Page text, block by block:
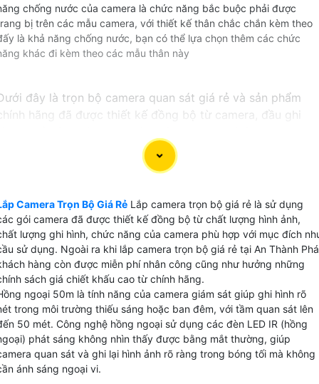
chống nước của camera là chức năng bắc buộc phải được
bị trên các mẫu camera, với thiết kế thân chắc chắn kèm theo
là khả năng chống nước, bạn có thể lựa chọn thêm các chức
khác đi kèm theo các mẫu thân này
đây là trọn bộ camera quan sát giá rẻ và sản phẩm
hãng đã được thiết kế đồng bộ từ camera, đầu ghi
Lắp camera quan sát trọn bộ có rất nhiều lựa chọn và
thuộc vào mục đích sử dụng cho văn phòng, hay lắp
cửa hàng và nhà xưởng có những gói camera với
kế khác nhau và hình ảnh chất lượng cho mỗi yêu cầu
khác sau đây là những bộ camera quan sát thiết kế
Camera Sử Dụng
Trọn Bộ
Camera Trọn Bộ Giá Rẻ Lắp camera trọn bộ giá rẻ là sử dụng
gói camera đã được thiết kế đồng bộ từ chất lượng hình ảnh,
lượng ghi hình, chức năng của camera phù hợp với mục đích
sử dụng. Ngoài ra khi lắp camera trọn bộ giá rẻ tại An Thành
hàng còn được miễn phí nhân công cũng như hưởng những
sách giá chiết khấu cao từ chính hãng.
ngoại 50m là tính năng của camera giám sát giúp ghi hình rõ
trong môi trường thiếu sáng hoặc ban đêm, với tầm quan sát lên
50 mét. Công nghệ hồng ngoại sử dụng các đèn LED IR (hồng
phát sáng không nhìn thấy được bằng mắt thường, giúp
quan sát và ghi lại hình ảnh rõ ràng trong bóng tối mà không
ánh sáng ngoại vi.